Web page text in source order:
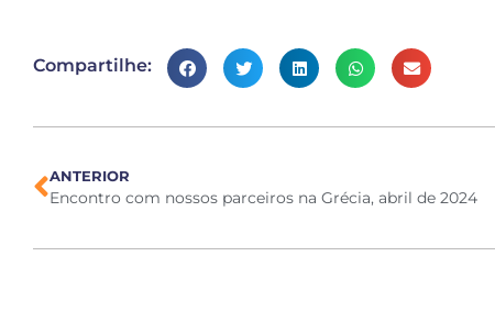
Compartilhe:
ANTERIOR
Encontro com nossos parceiros na Grécia, abril de 2024